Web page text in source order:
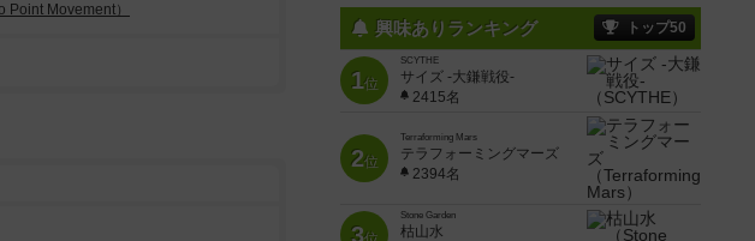
Point Movement）
興味ありランキング トップ50
1位
SCYTHE
サイズ -大鎌戦役-
2415名
2位
Terraforming Mars
テラフォーミングマーズ
2394名
3
Stone Garden
枯山水